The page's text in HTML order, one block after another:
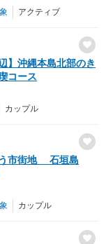
アクティブ
】沖縄本島北部のき
コース
カップル
市街地 石垣島
カップル